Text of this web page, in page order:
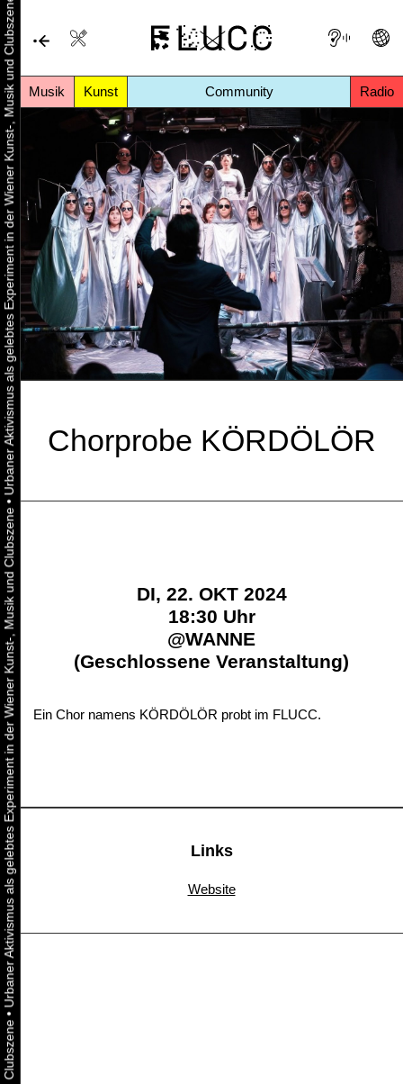
Musik Kunst Community Radio
•
Urbaner Aktivismus als gelebtes Experiment in der Wiener Kunst-, Musik und Clubszene
•
Urbaner Aktivismus als gelebtes Experiment in der Wiener Kunst-, Musik und Clubszene Chorprobe KÖRDÖLÖR
DI, 22. OKT 2024
18:30 Uhr
@WANNE
(Geschlossene Veranstaltung)
Ein Chor namens KÖRDÖLÖR probt im FLUCC.
Links
Website